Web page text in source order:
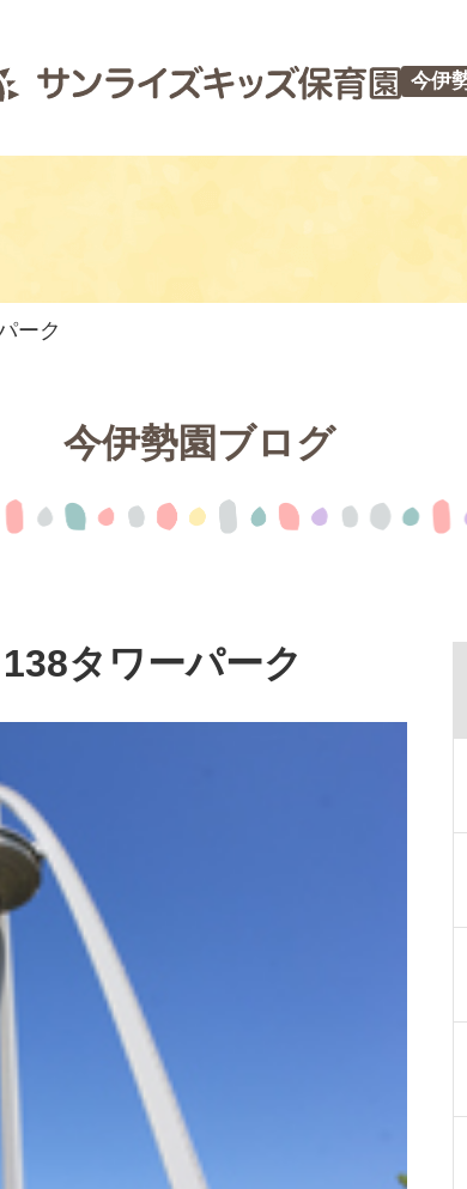
今伊
ーク
今伊勢園ブログ
タワーパーク